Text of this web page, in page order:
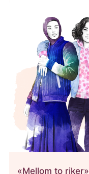
«Mellom to riker»